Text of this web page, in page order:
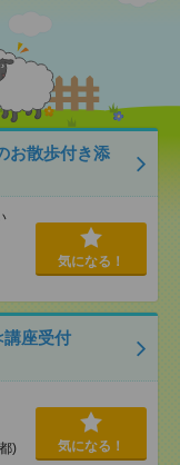
お散歩付き添
気になる！
講座受付
)
気になる！